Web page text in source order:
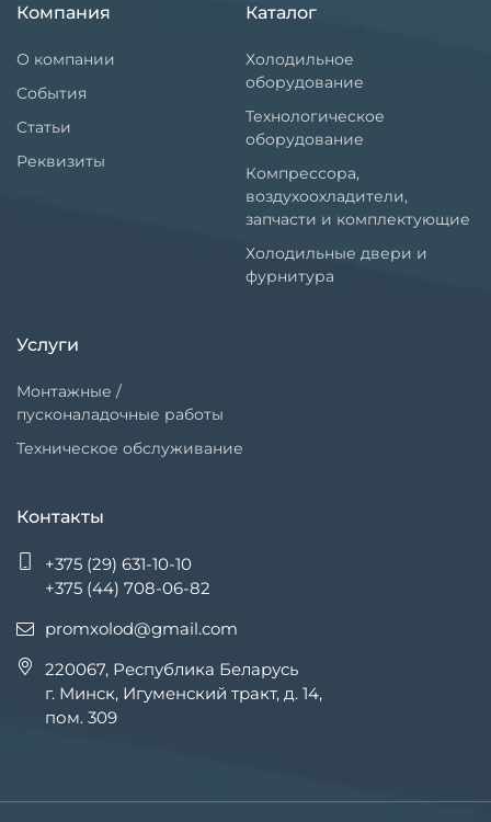
Компания
О компании
События
Статьи
Реквизиты
Каталог
Холодильное
оборудование
Технологическое
оборудование
Компрессора,
воздухоохладители,
запчасти и комплектующие
Холодильные двери и
фурнитура
Услуги
Монтажные /
пусконаладочные работы
Техническое обслуживание
Контакты
+375 (29) 631-10-10
+375 (44) 708-06-82
promxolod@gmail.com
220067, Республика Беларусь
г. Минск, Игуменский тракт, д. 14,
пом. 309